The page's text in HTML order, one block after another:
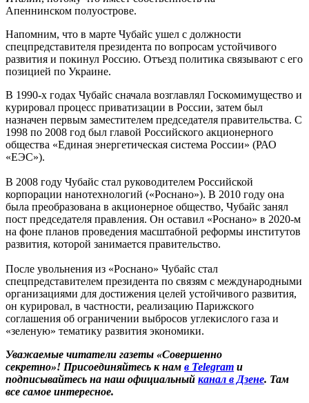
Апеннинском полуострове.
Напомним, что в марте Чубайс ушел с должности
спецпредставителя президента по вопросам устойчивого
развития и покинул Россию. Отъезд политика связывают с его
позицией по Украине.
В 1990-х годах Чубайс сначала возглавлял Госкомимущество и
курировал процесс приватизации в России, затем был
назначен первым заместителем председателя правительства. С
1998 по 2008 год был главой Российского акционерного
общества «Единая энергетическая система России» (РАО
«ЕЭС»).
В 2008 году Чубайс стал руководителем Российской
корпорации нанотехнологий («Роснано»). В 2010 году она
была преобразована в акционерное общество, Чубайс занял
пост председателя правления. Он оставил «Роснано» в 2020-м
на фоне планов проведения масштабной реформы институтов
развития, которой занимается правительство.
После увольнения из «Роснано» Чубайс стал
спецпредставителем президента по связям с международными
организациями для достижения целей устойчивого развития,
он курировал, в частности, реализацию Парижского
соглашения об ограничении выбросов углекислого газа и
«зеленую» тематику развития экономики.
Уважаемые читатели газеты «Совершенно
секретно»! Присоединяйтесь к нам в Telegram и
подписывайтесь на наш официальный канал в Дзене. Там
все самое интересное.